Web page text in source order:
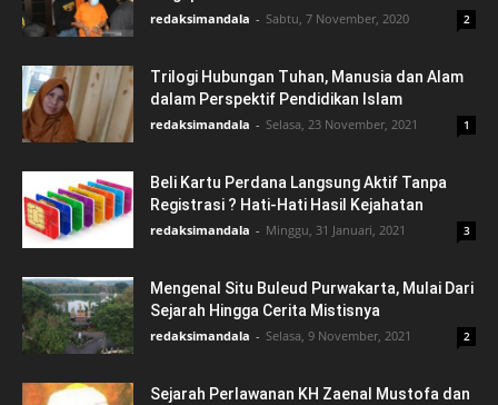
redaksimandala - Sabtu, 7 November, 2020 2
Trilogi Hubungan Tuhan, Manusia dan Alam
dalam Perspektif Pendidikan Islam
redaksimandala - Selasa, 23 November, 2021 1
Beli Kartu Perdana Langsung Aktif Tanpa
Registrasi ? Hati-Hati Hasil Kejahatan
redaksimandala - Minggu, 31 Januari, 2021 3
Mengenal Situ Buleud Purwakarta, Mulai Dari
Sejarah Hingga Cerita Mistisnya
redaksimandala - Selasa, 9 November, 2021 2
Sejarah Perlawanan KH Zaenal Mustofa dan